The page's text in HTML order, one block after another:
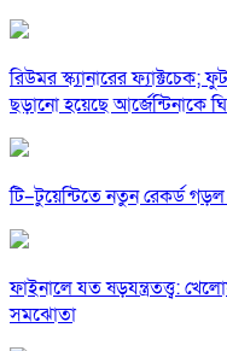
রিউমর স্ক্যানারের ফ্যাক্টচেক;
ছড়ানো হয়েছে আর্জেন্টিনাকে
টি–টুয়েন্টিতে নতুন রেকর্ড
ফাইনালে যত ষড়যন্ত্রতত্ত্ব:
সমঝোতা